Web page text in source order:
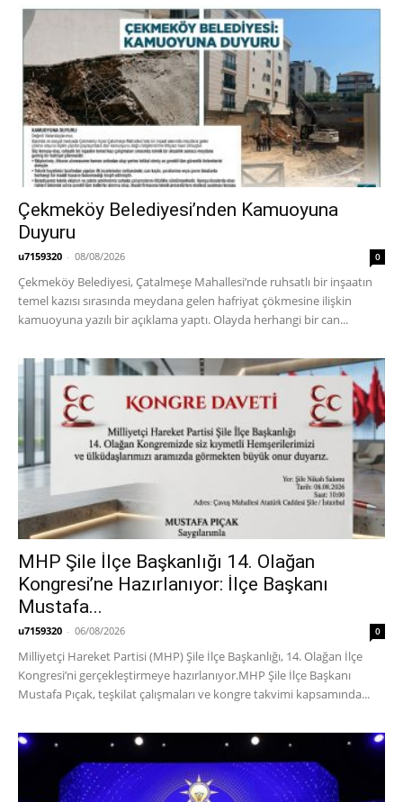
Çekmeköy Belediyesi’nden Kamuoyuna
Duyuru
u7159320 - 08/08/2026 0
Çekmeköy Belediyesi, Çatalmeşe Mahallesi’nde ruhsatlı bir inşaatın
temel kazısı sırasında meydana gelen hafriyat çökmesine ilişkin
kamuoyuna yazılı bir açıklama yaptı. Olayda herhangi bir can...
MHP Şile İlçe Başkanlığı 14. Olağan
Kongresi’ne Hazırlanıyor: İlçe Başkanı
Mustafa...
u7159320 - 06/08/2026 0
Milliyetçi Hareket Partisi (MHP) Şile İlçe Başkanlığı, 14. Olağan İlçe
Kongresi’ni gerçekleştirmeye hazırlanıyor. ​MHP Şile İlçe Başkanı
Mustafa Pıçak, teşkilat çalışmaları ve kongre takvimi kapsamında...